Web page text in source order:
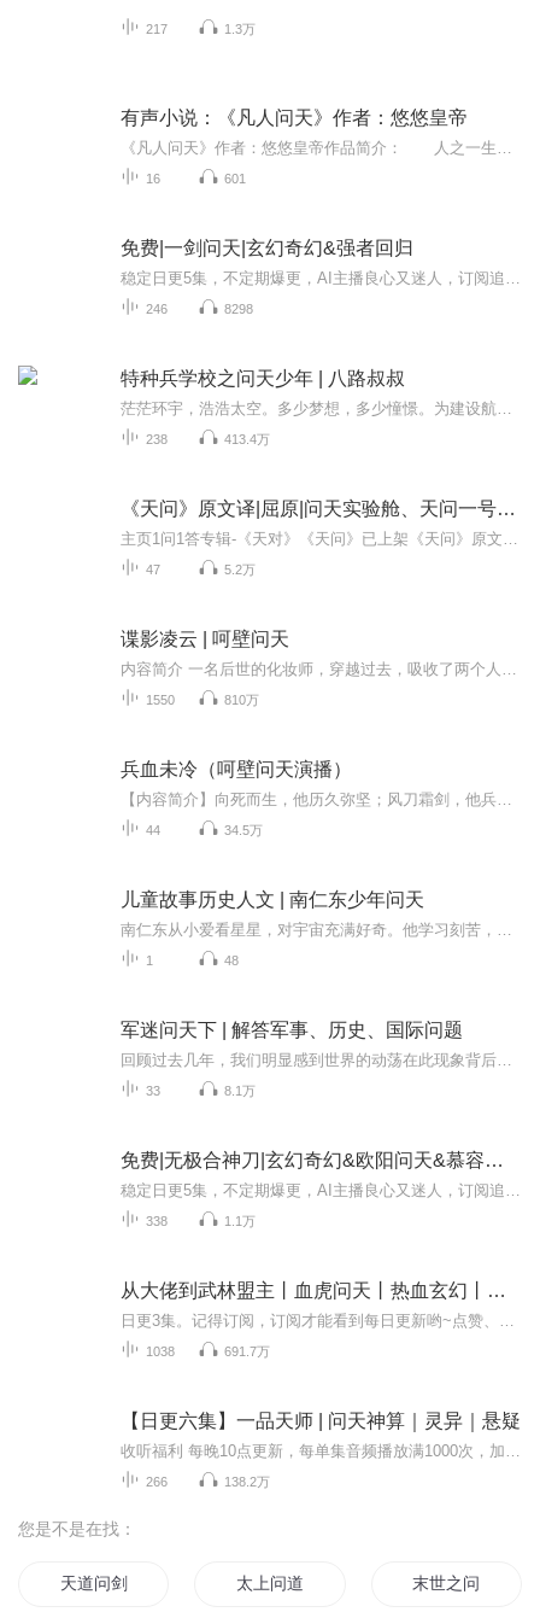
217 1.3万
有声小说：《凡人问天》作者：悠悠皇帝
16 601
免费|一剑问天|玄幻奇幻&强者回归
246 8298
特种兵学校之问天少年 | 八路叔叔
238 413.4万
《天问》原文译|屈原|问天实验舱、天问一号名源
47 5.2万
谍影凌云 | 呵壁问天
1550 810万
兵血未冷（呵壁问天演播）
44 34.5万
儿童故事历史人文 | 南仁东少年问天
1 48
军迷问天下 | 解答军事、历史、国际问题
33 8.1万
免费|无极合神刀|玄幻奇幻&欧阳问天&慕容菲菲
338 1.1万
从大佬到武林盟主丨血虎问天丨热血玄幻丨多人有声剧丨vip免费
1038 691.7万
【日更六集】一品天师 | 问天神算｜灵异｜悬疑
266 138.2万
您是不是在找：
天道问剑 太上问道 末世之问